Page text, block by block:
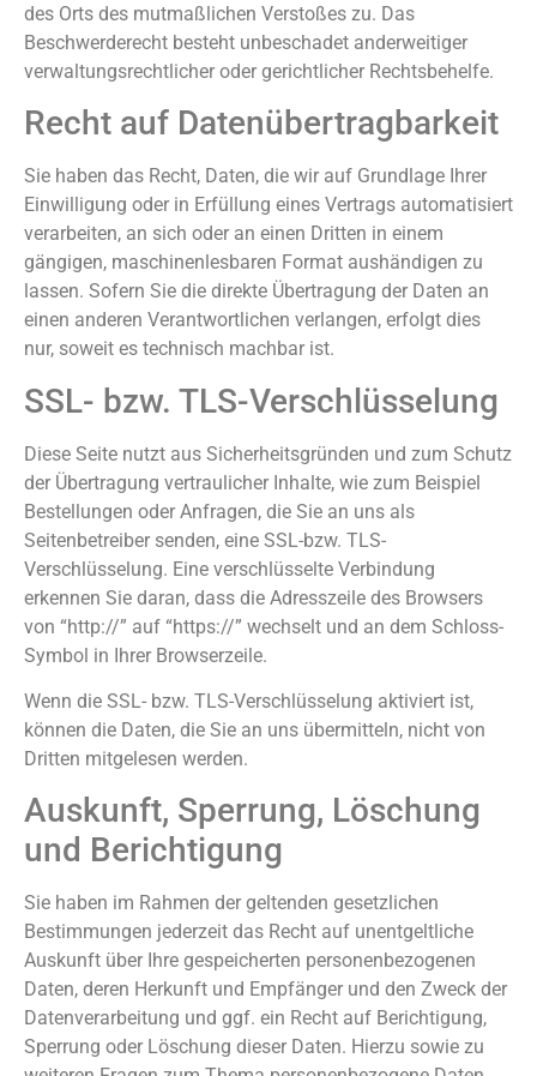
des Orts des mutmaßlichen Verstoßes zu. Das
Beschwerderecht besteht unbeschadet anderweitiger
verwaltungsrechtlicher oder gerichtlicher Rechtsbehelfe.
Recht auf Datenübertragbarkeit
Sie haben das Recht, Daten, die wir auf Grundlage Ihrer
Einwilligung oder in Erfüllung eines Vertrags automatisiert
verarbeiten, an sich oder an einen Dritten in einem
gängigen, maschinenlesbaren Format aushändigen zu
lassen. Sofern Sie die direkte Übertragung der Daten an
einen anderen Verantwortlichen verlangen, erfolgt dies
nur, soweit es technisch machbar ist.
SSL- bzw. TLS-Verschlüsselung
Diese Seite nutzt aus Sicherheitsgründen und zum Schutz
der Übertragung vertraulicher Inhalte, wie zum Beispiel
Bestellungen oder Anfragen, die Sie an uns als
Seitenbetreiber senden, eine SSL-bzw. TLS-
Verschlüsselung. Eine verschlüsselte Verbindung
erkennen Sie daran, dass die Adresszeile des Browsers
von “http://” auf “https://” wechselt und an dem Schloss-
Symbol in Ihrer Browserzeile.
Wenn die SSL- bzw. TLS-Verschlüsselung aktiviert ist,
können die Daten, die Sie an uns übermitteln, nicht von
Dritten mitgelesen werden.
Auskunft, Sperrung, Löschung
und Berichtigung
Sie haben im Rahmen der geltenden gesetzlichen
Bestimmungen jederzeit das Recht auf unentgeltliche
Auskunft über Ihre gespeicherten personenbezogenen
Daten, deren Herkunft und Empfänger und den Zweck der
Datenverarbeitung und ggf. ein Recht auf Berichtigung,
Sperrung oder Löschung dieser Daten. Hierzu sowie zu